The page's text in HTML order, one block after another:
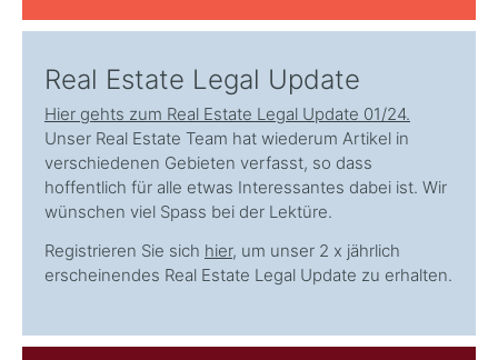
Real Estate Legal Update
Hier gehts zum Real Estate Legal Update 01/24.
Unser Real Estate Team hat wiederum Artikel in
verschiedenen Gebieten verfasst, so dass
hoffentlich für alle etwas Interessantes dabei ist. Wir
wünschen viel Spass bei der Lektüre.
Registrieren Sie sich hier, um unser 2 x jährlich
erscheinendes Real Estate Legal Update zu erhalten.